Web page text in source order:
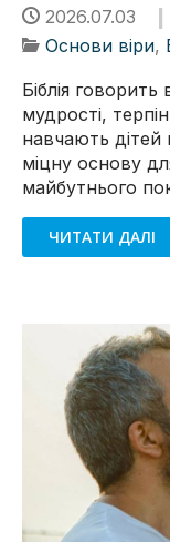
2026.07.03
Основи віри,
Біблія
мудрості,
навчають
міцну основу
майбутнього
ЧИТАТИ ДАЛІ